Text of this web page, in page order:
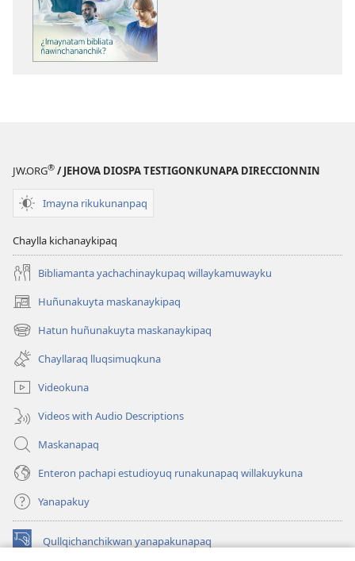
JW.ORG® / JEHOVA DIOSPA TESTIGONKUNAPA DIRECCIONNIN
Imayna rikukunanpaq
Chaylla kichanaykipaq
Bibliamanta yachachinaykupaq willaykamuwayku
Huñunakuyta maskanaykipaq
(abre
una
nueva
ventana)
Hatun huñunakuyta maskanaykipaq
(abre
una
nueva
ventana)
Chayllaraq lluqsimuqkuna
Videokuna
Videos with Audio Descriptions
Maskanapaq
Enteron pachapi estudioyuq runakunapaq willakuykuna
Yanapakuy
Qullqichanchikwan yanapakunapaq
(abre